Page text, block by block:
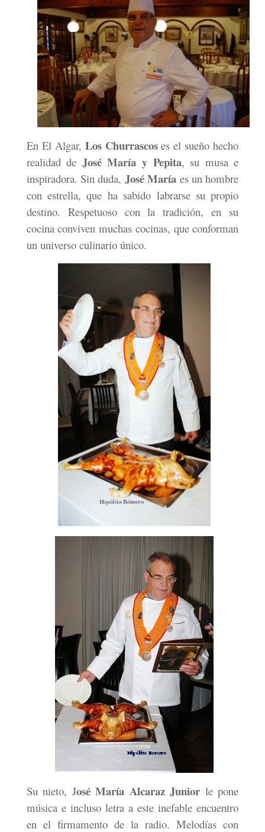
En El Algar, Los Churrascoses el sueño hecho
realidad de José María y Pepita, su musa e
inspiradora. Sin duda, José María es un hombre
con estrella, que ha sabido labrarse su propio
destino. Respetuoso con la tradición, en su
cocina conviven muchas cocinas, que conforman
un universo culinario único.
Su nieto, José María Alcaraz Junior le pone
música e incluso letra a este inefable encuentro
en el firmamento de la radio. Melodías con